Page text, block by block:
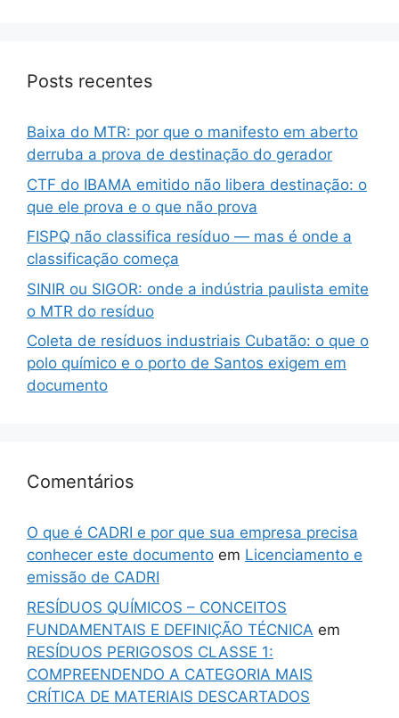
Posts recentes
Baixa do MTR: por que o manifesto em aberto
derruba a prova de destinação do gerador
CTF do IBAMA emitido não libera destinação: o
que ele prova e o que não prova
FISPQ não classifica resíduo — mas é onde a
classificação começa
SINIR ou SIGOR: onde a indústria paulista emite
o MTR do resíduo
Coleta de resíduos industriais Cubatão: o que o
polo químico e o porto de Santos exigem em
documento
Comentários
O que é CADRI e por que sua empresa precisa
conhecer este documento em Licenciamento e
emissão de CADRI
RESÍDUOS QUÍMICOS – CONCEITOS
FUNDAMENTAIS E DEFINIÇÃO TÉCNICA em
RESÍDUOS PERIGOSOS CLASSE 1:
COMPREENDENDO A CATEGORIA MAIS
CRÍTICA DE MATERIAIS DESCARTADOS